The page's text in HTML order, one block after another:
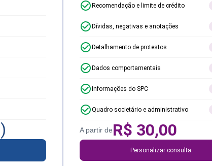
)
Recomendação e limite de crédito
Dívidas, negativas e anotações
Detalhamento de protestos
Dados comportamentais
Informações do SPC
Quadro societário e administrativo
A partir deR$ 30,00
Personalizar consulta